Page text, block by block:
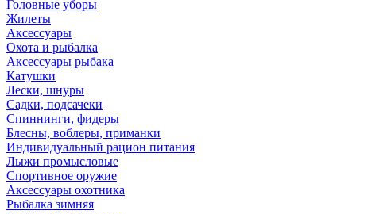
Головные уборы
Жилеты
Аксессуары
Охота и рыбалка
Аксессуары рыбака
Катушки
Лески, шнуры
Садки, подсачеки
Спиннинги, фидеры
Блесны, воблеры, приманки
Индивидуальный рацион питания
Лыжи промысловые
Спортивное оружие
Аксессуары охотника
Рыбалка зимняя